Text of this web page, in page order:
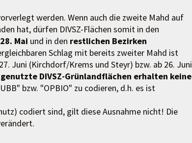
werden. Wenn auch die zweite Mahd auf
hat, dürfen DIVSZ-Flächen somit in den
Mai und in den restlichen Bezirken
Schlag mit bereits zweiter Mahd ist
Juni (Kirchdorf/Krems und Steyr) bzw. ab 26. Juni
DIVSZ-Grünlandflächen erhalten keine
bzw. "OPBIO" zu codieren, d.h. es ist
codiert sind, gilt diese Ausnahme nicht! Die